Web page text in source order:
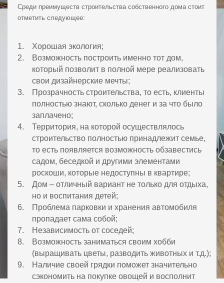
Среди преимуществ строительства собственного дома стоит
отметить следующее:
Хорошая экология;
Возможность построить именно тот дом,
который позволит в полной мере реализовать
свои дизайнерские мечты;
Прозрачность строительства, то есть, клиенты
полностью знают, сколько денег и за что было
заплачено;
Территория, на которой осуществлялось
строительство полностью принадлежит семье,
то есть появляется возможность обзавестись
садом, беседкой и другими элементами
роскоши, которые недоступны в квартире;
Дом – отличный вариант не только для отдыха,
но и воспитания детей;
Проблема парковки и хранения автомобиля
пропадает сама собой;
Независимость от соседей;
Возможность заниматься своим хобби
(выращивать цветы, разводить животных и т.д.);
Наличие своей грядки поможет значительно
сэкономить на покупке овощей и восполнит